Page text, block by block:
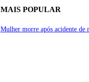
MAIS POPULAR
Mulher morre após acidente